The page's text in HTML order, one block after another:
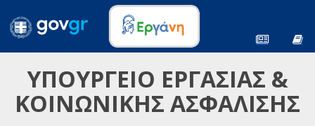
ΥΠΟΥΡΓΕΙΟ ΕΡΓΑΣΙΑΣ &
ΚΟΙΝΩΝΙΚΗΣ ΑΣΦΑΛΙΣΗΣ